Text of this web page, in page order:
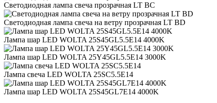
Светодиодная лампа свеча прозрачная LT BС
Светодиодная лампа свеча на ветру прозрачная LT BD
Лампа шар LED WOLTA 25S45GL5.5E14 4000K
Лампа шар LED WOLTA 25Y45GL5.5E14 3000K
Лампа свеча LED WOLTA 25SC5.5E14
Лампа шар LED WOLTA 25S45GL7E14 4000K